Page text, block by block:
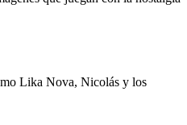
Lika Nova, Nicolás y los